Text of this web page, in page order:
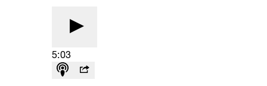
5:03